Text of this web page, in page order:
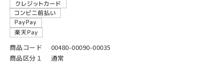
商品コード
00480-00090-00035
商品区分１
通常